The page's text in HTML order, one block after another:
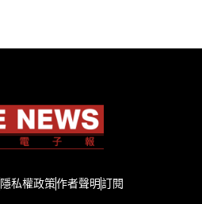
隱私權政策作者聲明訂閱